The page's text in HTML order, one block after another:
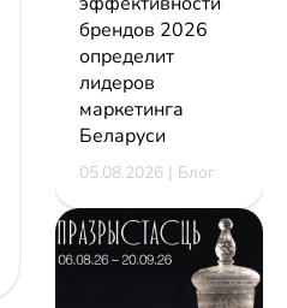
брендов 2026
определит
лидеров
маркетинга
Беларуси
05.08.2026 | Блог